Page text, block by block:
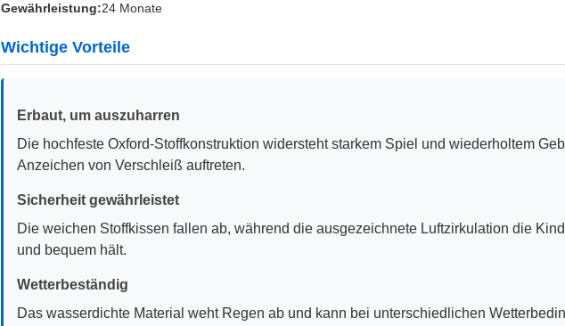
Gewährleistung:24 Monate
Wichtige Vorteile
Erbaut, um auszuharren
Die hochfeste Oxford-Stoffkonstruktion widersteht starkem Spiel und wiederholtem
Anzeichen von Verschleiß auftreten.
Sicherheit gewährleistet
Die weichen Stoffkissen fallen ab, während die ausgezeichnete Luftzirkulation die
und bequem hält.
Wetterbeständig
Das wasserdichte Material weht Regen ab und kann bei unterschiedlichen